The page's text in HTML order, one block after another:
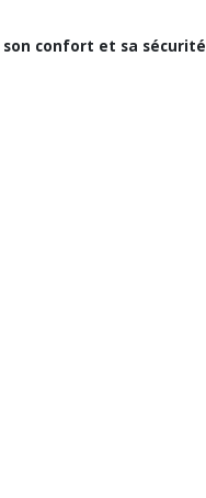
son confort et sa sécurité